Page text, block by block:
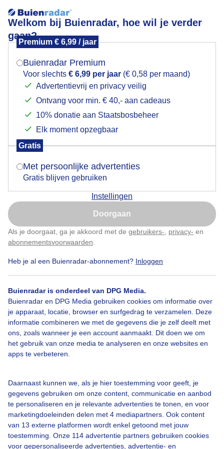
Welkom bij Buienradar, hoe wil je verder
gaan?
Premium € 6,99 / jaar
Buienradar Premium
Voor slechts € 6,99 per jaar (€ 0,58 per maand)
Advertentievrij en privacy veilig
Ontvang voor min. € 40,- aan cadeaus
10% donatie aan Staatsbosbeheer
Elk moment opzegbaar
Gratis
Met persoonlijke advertenties
Gratis blijven gebruiken
Instellingen
Doorgaan
Als je doorgaat, ga je akkoord met de gebruikers- privacy- en
abonnementsvoorwaarden
Heb je al een Buienradar-abonnement? Inloggen
Buienradar is onderdeel van DPG Media.
Buienradar en DPG Media gebruiken cookies om informatie over
je apparaat, locatie, browser en surfgedrag te verzamelen. Deze
informatie combineren we met de gegevens die je zelf deelt met
ons, zoals wanneer je een account aanmaakt. Dit doen we om
het gebruik van onze media te analyseren en onze websites en
apps te verbeteren.
Daarnaast kunnen we, als je hier toestemming voor geeft, je
gegevens gebruiken om onze content, communicatie en aanbod
te personaliseren en je relevante advertenties te tonen, en voor
marketingdoeleinden delen met 4 mediapartners. Ook content
van 13 externe platformen wordt enkel getoond met jouw
toestemming. Onze 114 advertentie partners gebruiken cookies
voor gepersonaliseerde advertenties, advertentie- en
verwaaidewolken
Een moment geduld aub...
Populaire categorieën
Lente
Zomer
Over Buienradar
Bedrijfsgegevens
Veelgestelde vragen
Contact
Toegankelijkheid
Buienradar Team
Privacy beleid
Cookie beleid
Privacy instellingen
Mogen we je locatie gebruiken voor het
Indien je hier nog geen akkoord op hebt gegeven,
verschijnt er zo een pop-up uit je browser waarin
Is goed, toon de popup
Nu niet, misschien later
Klik hierom dit aan te passen